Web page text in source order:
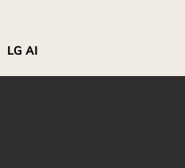
LG AI